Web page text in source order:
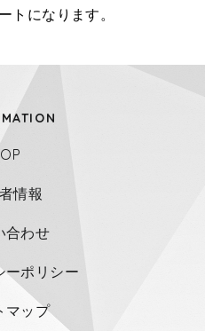
トになります。
情報
合わせ
ーポリシー
マップ